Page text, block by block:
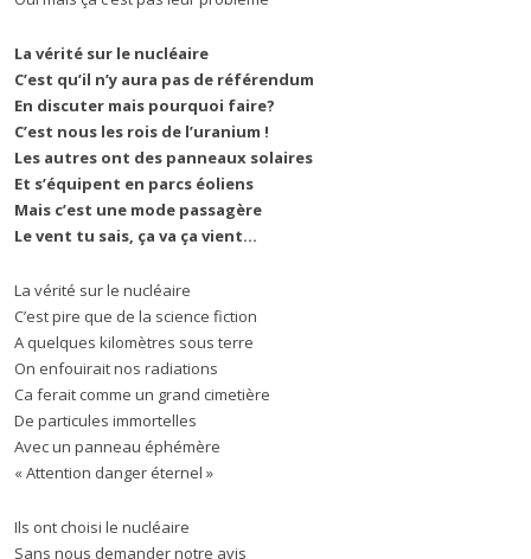
La vérité sur le nucléaire
C’est qu’il n’y aura pas de référendum
En discuter mais pourquoi faire?
C’est nous les rois de l’uranium !
Les autres ont des panneaux solaires
Et s’équipent en parcs éoliens
Mais c’est une mode passagère
Le vent tu sais, ça va ça vient…
La vérité sur le nucléaire
C’est pire que de la science fiction
A quelques kilomètres sous terre
On enfouirait nos radiations
Ca ferait comme un grand cimetière
De particules immortelles
Avec un panneau éphémère
« Attention danger éternel »
Ils ont choisi le nucléaire
Sans nous demander notre avis